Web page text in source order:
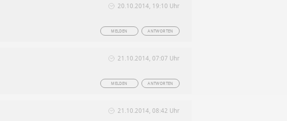
20.10.2014, 19:10 Uhr
ANTWORTEN
MELDEN
21.10.2014, 07:07 Uhr
ANTWORTEN
MELDEN
21.10.2014, 08:42 Uhr